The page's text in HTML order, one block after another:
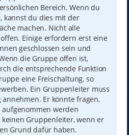
Bereich. Wenn du
kannst du dies mit der
machen. Nicht alle
Einige erfordern erst eine
geschlossen sein und
die Gruppe offen ist,
die entsprechende Funktion
eine Freischaltung, so
Ein Gruppenleiter muss
Er könnte fragen,
werden
Gruppenleiter, wenn er
Grund dafür haben.